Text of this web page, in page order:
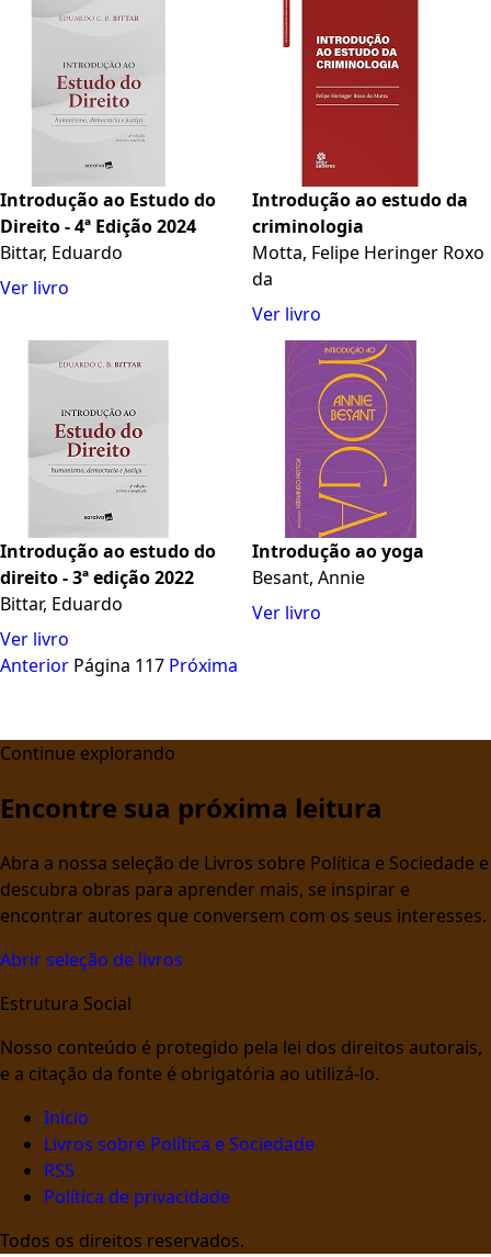
Introdução ao Estudo do
Direito - 4ª Edição 2024
Bittar, Eduardo
Ver livro
Introdução ao estudo da
criminologia
Motta, Felipe Heringer Roxo
da
Ver livro
Introdução ao estudo do
direito - 3ª edição 2022
Bittar, Eduardo
Ver livro
Introdução ao yoga
Besant, Annie
Ver livro
Anterior Página 117 Próxima
Continue explorando
Encontre sua próxima leitura
Abra a nossa seleção de Livros sobre Política e Sociedade e
descubra obras para aprender mais, se inspirar e
encontrar autores que conversem com os seus interesses.
Abrir seleção de livros
Estrutura Social
Nosso conteúdo é protegido pela lei dos direitos autorais,
e a citação da fonte é obrigatória ao utilizá-lo.
Início
Livros sobre Política e Sociedade
RSS
Política de privacidade
Todos os direitos reservados.